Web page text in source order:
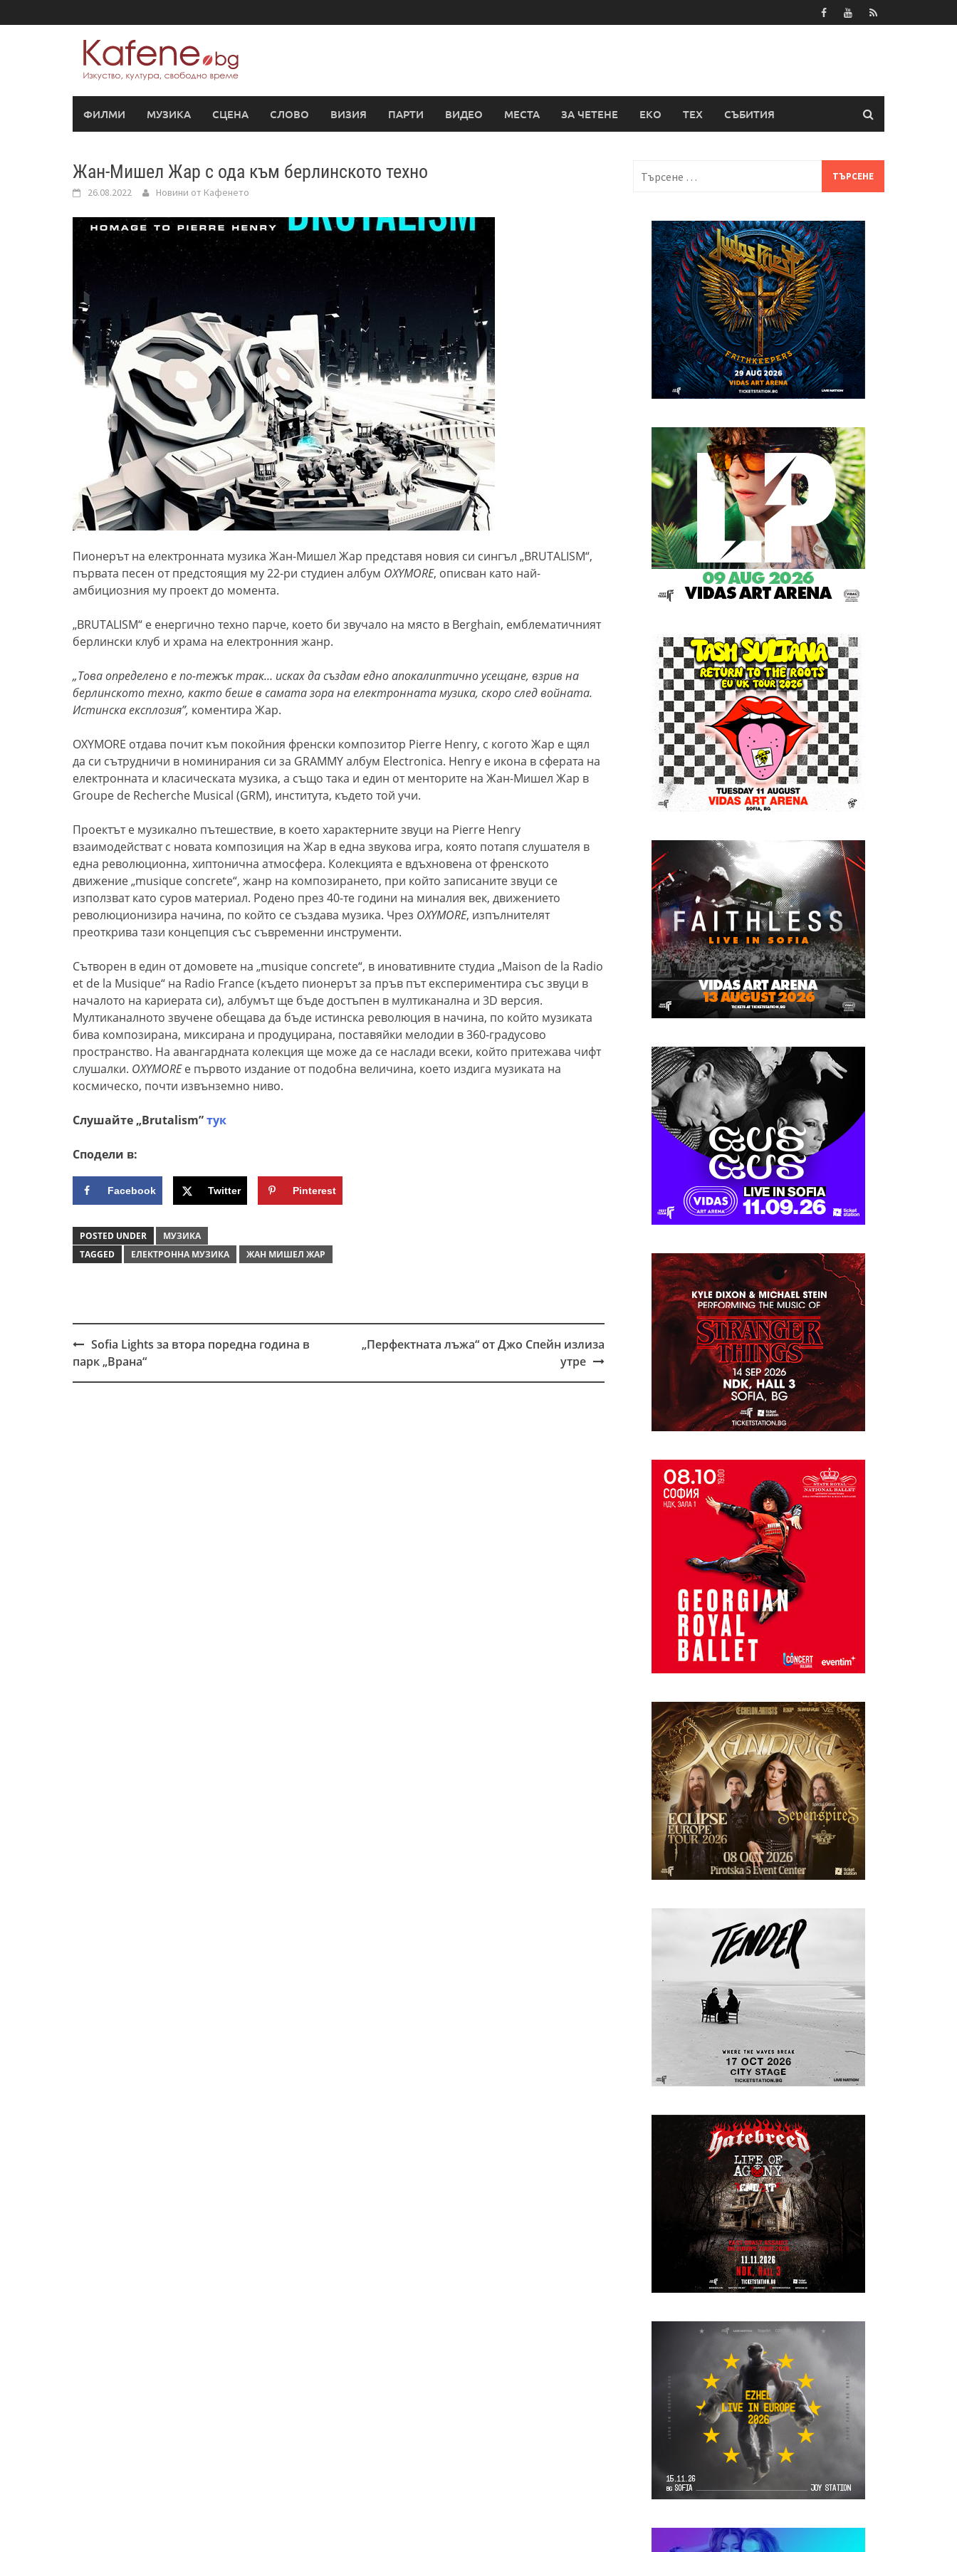
to
ФИЛМИ МУЗИКА СЦЕНА СЛОВО ВИЗИЯ ПАРТИ ВИДЕО МЕСТА ЗА ЧЕТЕНЕ ЕКО ТЕХ СЪБИТИЯ
Жан-Мишел Жар с ода към берлинското техно
26.08.2022 Новини от Кафенето
Пионерът на електронната музика Жан-Мишел Жар представя новия си сингъл „BRUTALISM“,
първата песен от предстоящия му 22-ри студиен албум OXYMORE, описван като най-
амбициозния му проект до момента.
„BRUTALISM“ е енергично техно парче, което би звучало на място в Berghain, емблематичният
берлински клуб и храмa на електронния жанр.
„Това определено е по-тежък трак… исках да създамедноапокалиптичноусещане, взрив на
берлинското техно, както бешев самата зора на електронната музика, скоро след войната.
Истинска експлозия”, коментира Жар.
OXYMORE отдава почит към покойния френски композитор Pierre Henry, с когото Жар е щял
да си сътрудничи в номинирания си за GRAMMY албум Electronica. Henry е икона в сферата на
електронната и класическата музика, а също така и един от менторите на Жан-Мишел Жар в
Groupe de Recherche Musical (GRM), института, където той учи.
Проектът е музикално пътешествие, в което характерните звуци на Pierre Henry
взаимодействат с новата композиция на Жар в една звукова игра, която потапя слушателя в
една революционна, хиптонична атмосфера. Колекцията е вдъхновена от френското
движение „musique concrete“, жанр на композирането, при който записаните звуци се
използват като суров материал. Родено през 40-те години на миналия век, движението
революционизира начина, по който се създава музика. Чрез OXYMORE, изпълнителят
преоткрива тази концепция със съвременни инструменти.
Сътворен в един от домовете на „musique concrete“, в иновативните студиа „Maison de la Radio
et de la Musique“ на Radio France (където пионерът за пръв път експериментира със звуци в
началото на кариерата си), aлбумът ще бъде достъпен в мултиканална и 3D версия.
Мултиканалното звучене обещава да бъде истинска революция в начина, по който музиката
бива композирана, миксирана и продуцирана, поставяйки мелодии в 360-градусово
пространство. На авангардната колекция ще може да се наслади всеки, който притежава чифт
слушалки. OXYMOREе първото издание от подобна величина, което издига музиката на
космическо, почти извънземно ниво.
Слушайте „Brutalism”тук
Сподели в:
Facebook Twitter Pinterest
POSTED UNDER
МУЗИКА
TAGGED
ЕЛЕКТРОННА МУЗИКА ЖАН МИШЕЛ ЖАР
Post
navigation
Sofia Lights за втора поредна година в
парк „Врана“
„Перфектната лъжа“ от Джо Спейн излиза
утре
за: